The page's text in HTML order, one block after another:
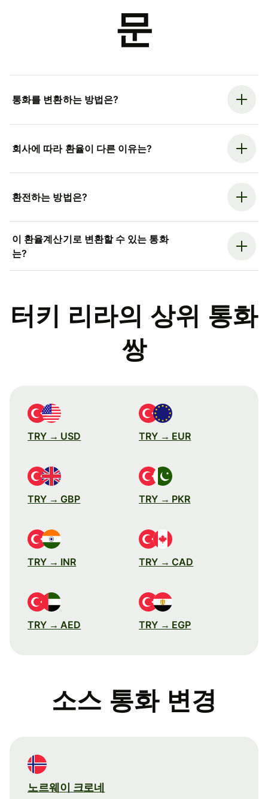
문
통화를 변환하는 방법은?
회사에 따라 환율이 다른 이유는?
환전하는 방법은?
이 환율계산기로 변환할 수 있는 통화
는?
터키 리라의 상위 통화
쌍
TRY → USD TRY → EUR
TRY → GBP TRY → PKR
TRY → INR TRY → CAD
TRY → AED TRY → EGP
소스 통화 변경
노르웨이 크로네